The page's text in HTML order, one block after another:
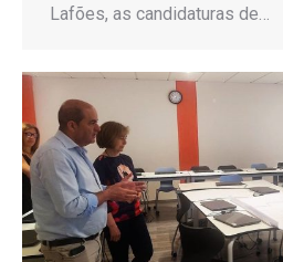
Lafões, as candidaturas de…